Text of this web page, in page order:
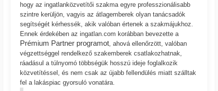
hogy az ingatlanközvetítői szakma egyre professzionálisabb
szintre kerüljön, vagyis az átlagemberek olyan tanácsadók
segítségét kérhessék, akik valóban értenek a szakmájukhoz.
Ennek érdekében az ingatlan.com korábban bevezette a
Prémium Partner programot , ahová ellenőrzött, valóban
végzettséggel rendelkező szakemberek csatlakozhatnak,
ráadásul a túlnyomó többségük hosszú ideje foglalkozik
közvetítéssel, és nem csak az újabb fellendülés miatt szálltak
fel a lakáspiac gyorsuló vonatára.